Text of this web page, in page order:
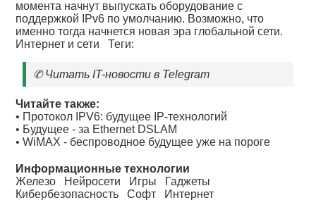
момента начнут выпускать оборудование с
поддержкой IPv6 по умолчанию. Возможно, что
именно тогда начнется новая эра глобальной сети.
Интернет и сети Теги:
✆Читать IT-новости в Telegram
Читайте также:
• Протокол IPV6: будущее IP-технологий
• Будущее - за Ethernet DSLAM
•WiMAX - беспроводное будущее уже на пороге
Информационные технологии
Железо
Нейросети Игры
Гаджеты
Кибербезопасность
Софт Интернет